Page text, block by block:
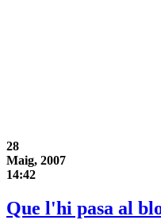
28
Maig, 2007
14:42
Que l'hi pasa al